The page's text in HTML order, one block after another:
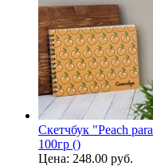
Скетчбук "Peach
100гр ()
Цена: 248.00 руб.